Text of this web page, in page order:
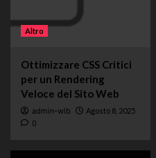
Altro
Ottimizzare CSS Critici
per un Rendering
Veloce del Sito Web
admin-wlb Agosto 8, 2025
0